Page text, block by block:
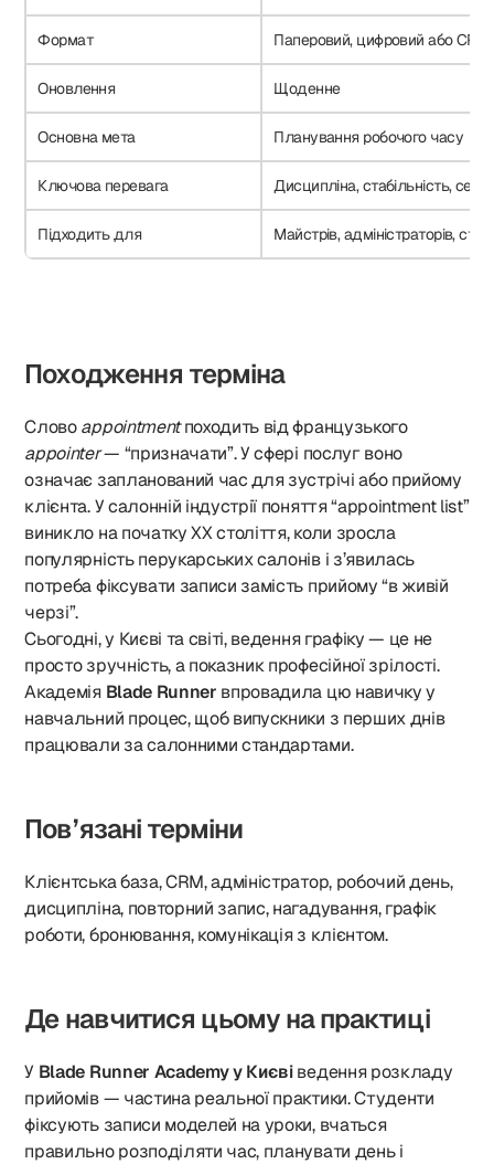
Формат Паперовий, цифровий або CRM
Оновлення Щоденне
Основна мета Планування робочого часу
Ключова перевага Дисципліна, стабільність,
Підходить для Майстрів, адміністраторів,
Походження терміна
Словоappointmentпоходить від французького
appointer— “призначати”. У сфері послуг воно
означає запланований час для зустрічі або прийому
клієнта. У салонній індустрії поняття “appointment list”
виникло на початку ХХ століття, коли зросла
популярність перукарських салонів і з’явилась
потреба фіксувати записи замість прийому “в живій
черзі”.
Сьогодні, у Києві та світі, ведення графіку — це не
просто зручність, а показник професійної зрілості.
Академія Blade Runner впровадила цю навичку у
навчальний процес, щоб випускники з перших днів
працювали за салонними стандартами.
Пов’язані терміни
Клієнтська база, CRM, адміністратор, робочий день,
дисципліна, повторний запис, нагадування, графік
роботи, бронювання, комунікація з клієнтом.
Де навчитися цьому на практиці
У Blade Runner Academy у Києвіведення розкладу
прийомів — частина реальної практики. Студенти
фіксують записи моделей на уроки, вчаться
правильно розподіляти час, планувати день і